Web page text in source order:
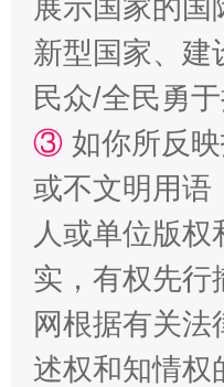
展示国家的
新型国家、建
民众/全民勇
③ 如你所反
或不文明用语
人或单位版
实，有权先行
网根据有关
述权和知情权